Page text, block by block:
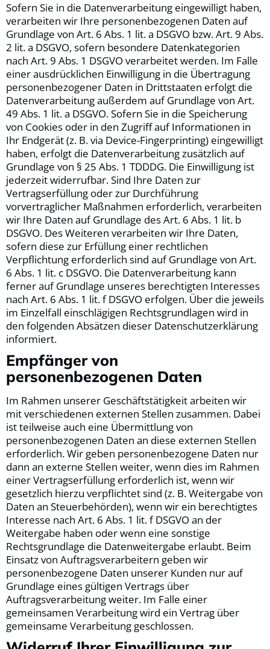
Sofern Sie in die Datenverarbeitung eingewilligt haben,
verarbeiten wir Ihre personenbezogenen Daten auf
Grundlage von Art. 6 Abs. 1 lit. a DSGVO bzw. Art. 9 Abs.
2 lit. a DSGVO, sofern besondere Datenkategorien
nach Art. 9 Abs. 1 DSGVO verarbeitet werden. Im Falle
einer ausdrücklichen Einwilligung in die Übertragung
personenbezogener Daten in Drittstaaten erfolgt die
Datenverarbeitung außerdem auf Grundlage von Art.
49 Abs. 1 lit. a DSGVO. Sofern Sie in die Speicherung
von Cookies oder in den Zugriff auf Informationen in
Ihr Endgerät (z. B. via Device-Fingerprinting) eingewilligt
haben, erfolgt die Datenverarbeitung zusätzlich auf
Grundlage von § 25 Abs. 1 TDDDG. Die Einwilligung ist
jederzeit widerrufbar. Sind Ihre Daten zur
Vertragserfüllung oder zur Durchführung
vorvertraglicher Maßnahmen erforderlich, verarbeiten
wir Ihre Daten auf Grundlage des Art. 6 Abs. 1 lit. b
DSGVO. Des Weiteren verarbeiten wir Ihre Daten,
sofern diese zur Erfüllung einer rechtlichen
Verpflichtung erforderlich sind auf Grundlage von Art.
6 Abs. 1 lit. c DSGVO. Die Datenverarbeitung kann
ferner auf Grundlage unseres berechtigten Interesses
nach Art. 6 Abs. 1 lit. f DSGVO erfolgen. Über die jeweils
im Einzelfall einschlägigen Rechtsgrundlagen wird in
den folgenden Absätzen dieser Datenschutzerklärung
informiert.
Empfänger von
personenbezogenen Daten
Im Rahmen unserer Geschäftstätigkeit arbeiten wir
mit verschiedenen externen Stellen zusammen. Dabei
ist teilweise auch eine Übermittlung von
personenbezogenen Daten an diese externen Stellen
erforderlich. Wir geben personenbezogene Daten nur
dann an externe Stellen weiter, wenn dies im Rahmen
einer Vertragserfüllung erforderlich ist, wenn wir
gesetzlich hierzu verpflichtet sind (z. B. Weitergabe von
Daten an Steuerbehörden), wenn wir ein berechtigtes
Interesse nach Art. 6 Abs. 1 lit. f DSGVO an der
Weitergabe haben oder wenn eine sonstige
Rechtsgrundlage die Datenweitergabe erlaubt. Beim
Einsatz von Auftragsverarbeitern geben wir
personenbezogene Daten unserer Kunden nur auf
Grundlage eines gültigen Vertrags über
Auftragsverarbeitung weiter. Im Falle einer
gemeinsamen Verarbeitung wird ein Vertrag über
gemeinsame Verarbeitung geschlossen.